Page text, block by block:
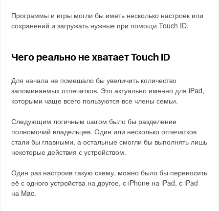
Программы и игры могли бы иметь несколько настроек или
сохранений и загружать нужные при помощи Touch ID.
Чего реально не хватает Touch ID
Для начала не помешало бы увеличить количество
запоминаемых отпечатков. Это актуально именно для iPad,
которыми чаще всего пользуются все члены семьи.
Следующим логичным шагом было бы разделение
полномочий владельцев. Один или несколько отпечатков
стали бы главными, а остальные смогли бы выполнять лишь
некоторые действия с устройством.
Один раз настроив такую схему, можно было бы переносить
её с одного устройства на другое, с iPhone на iPad, с iPad
на Mac.